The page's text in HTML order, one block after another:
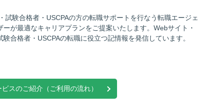
試験合格者・USCPAの方の転職サポートを行なう転職エージェ
が最適なキャリアプランをご提案いたします。Webサイト・
合格者・USCPAの転職に役立つ記情報を発信しています。
ビスのご紹介（ご利用の流れ）